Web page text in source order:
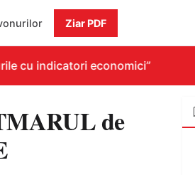
Ziar PDF
cu indicatori economici”
de